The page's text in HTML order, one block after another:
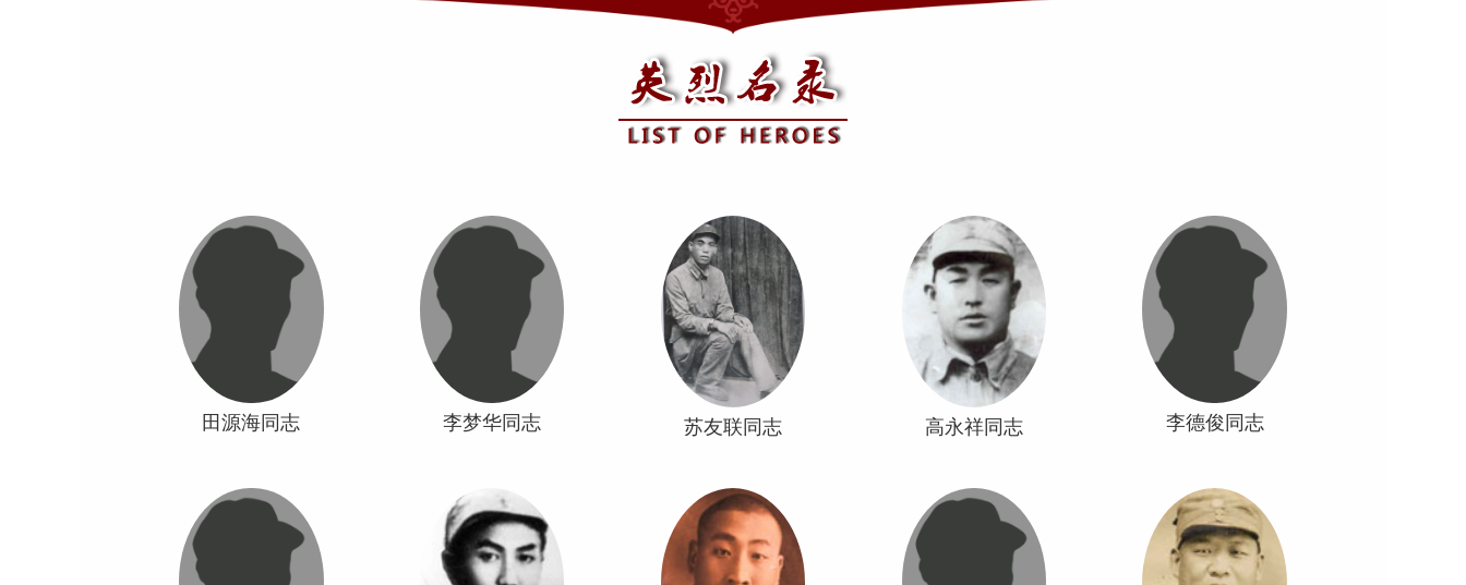
田源海同志
晋冀鲁豫某团政治委员河南光
山人中共党员一九二九年参加
工农红军曾任文书股长红军团
李梦华同志
晋冀鲁豫军区太岳军区警备团
副团长山西黎城人中共党员一
九四六年牺牲于翼城时年三十
苏友联同志
晋冀鲁豫军区第八纵队第二十
四旅第七十二 团政治处副主任
山西河津人中共党员一九三八
高永祥同志
晋绥军区第二军分区副司令员
甘肃灵台人中共党员宁都起义
参加工农红军经历长征曾任连
李德俊同志
晋冀鲁豫军区第八纵队第二十
四旅第七十二 团副政治委员山
西芮城人中共党员一九三七年